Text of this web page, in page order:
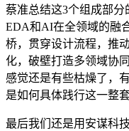
蔡准总结这3个组成部
EDA和AI在全领域的融
桥，贯穿设计流程，推
化，破壁打造多领域协
感觉还是有些枯燥了，
是如何具体践行这一整
最后我们还是用安谋科